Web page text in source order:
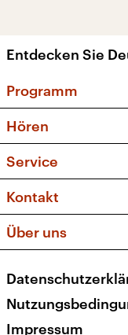
Entdecken Sie
Programm
Sendungen
Musikliste
Kakadu –
Hören
Frequenzen
Service
FAQ
Apps
Newsletter
Kontakt
Social Media
Über uns
Presse
Karriere
Impressum